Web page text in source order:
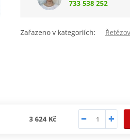
733 538 252
Zařazeno v kategoriích:
3 624 Kč